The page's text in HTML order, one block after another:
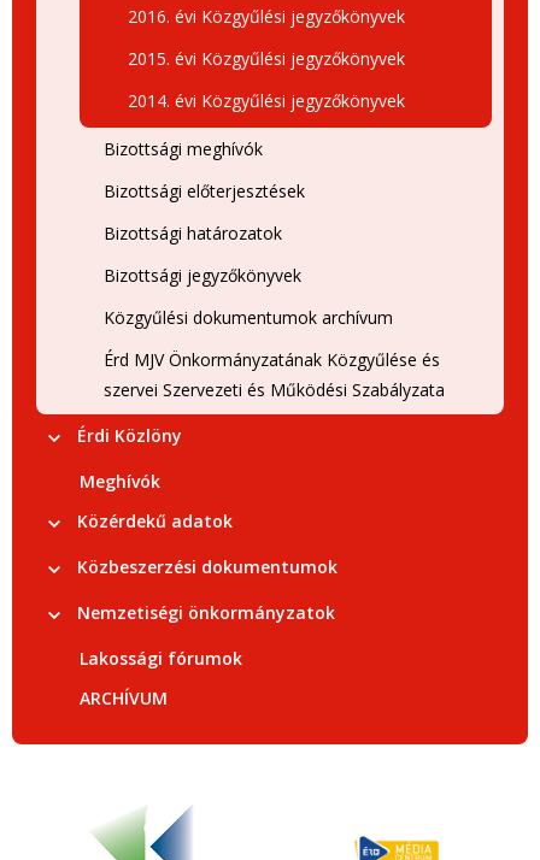
2016. évi Közgyűlési jegyzőkönyvek
2015. évi Közgyűlési jegyzőkönyvek
2014. évi Közgyűlési jegyzőkönyvek
Bizottsági meghívók
Bizottsági előterjesztések
Bizottsági határozatok
Bizottsági jegyzőkönyvek
Közgyűlési dokumentumok archívum
Érd MJV Önkormányzatának Közgyűlése és
szervei Szervezeti és Működési Szabályzata
Érdi Közlöny
Meghívók
Közérdekű adatok
Közbeszerzési dokumentumok
Nemzetiségi önkormányzatok
Lakossági fórumok
ARCHÍVUM